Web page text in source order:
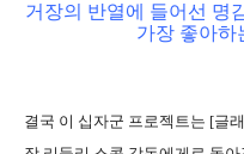
거장의 반열에 들어선 명
가장 좋아하
결국 이 십자군 프로젝트는 [글